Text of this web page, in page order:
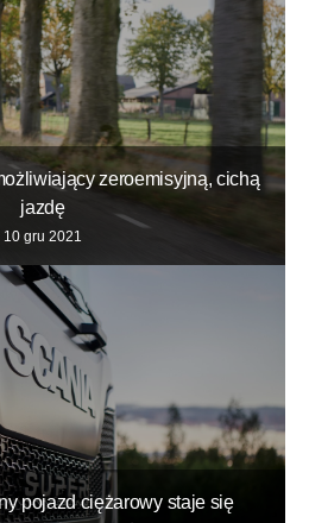
zeroemisyjną, cichą
jazdę
10 gru 2021
pojazd ciężarowy staje się